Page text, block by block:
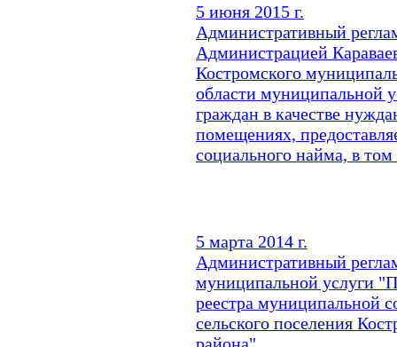
5 июня 2015 г.
Административный
Администрацией
Костромского
области муниципальной
граждан в качестве
помещениях,
социального найма, в
5 марта 2014 г.
Административный
муниципальной услуги
реестра муниципальной
сельского поселения